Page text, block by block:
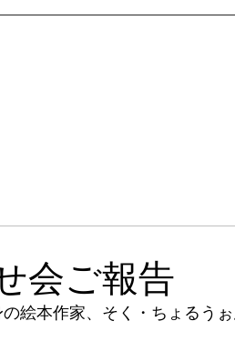
会ご報告
絵本作家、そく・ちょるうぉ